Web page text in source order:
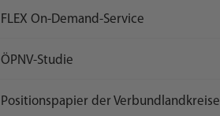
FLEX On-Demand-Service
ÖPNV-Studie
Positionspapier der Verbundlandkreise